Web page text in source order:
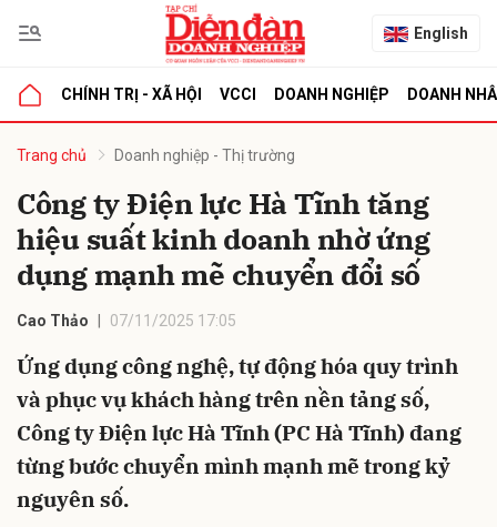
English
CHÍNH TRỊ - XÃ HỘI VCCI DOANH NGHIỆP DOANH
Trang chủ Doanh nghiệp - Thị trường
Công ty Điện lực Hà Tĩnh tăng
hiệu suất kinh doanh nhờ ứng
dụng mạnh mẽ chuyển đổi số
Cao Thảo 07/11/2025 17:05
Ứng dụng công nghệ, tự động hóa quy trình
và phục vụ khách hàng trên nền tảng số,
Công ty Điện lực Hà Tĩnh (PC Hà Tĩnh) đang
từng bước chuyển mình mạnh mẽ trong kỷ
nguyên số.
luận
Hủy